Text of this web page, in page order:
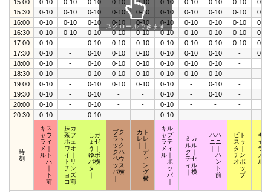
15:00
0-10 0-10 0-10 0-10 0-10 0-10 0-10 0-10 0-10
0-10
15:30
0-10 0-10 0-10 0-10 0-10 0-10 0-10 0-10 0-10
0-10
16:00
0-10 0-10 0-10 0-10 0-10 0-10 0-10 0-10 0-10
0-10
16:30
0-10 0-10 0-10 0-10 0-10 0-10 0-10 0-10 0-10
0-10
17:00
0-10 - 0-10 0-10 0-10 0-10 0-10 0-10 0-10
0-10
17:30
0-10 - 0-10 0-10 0-10 0-10 0-10 0-10 -
0-10
18:00
0-10 - 0-10 0-10 0-10 0-10 0-10 0-10 -
18:30
0-10 - 0-10 0-10 0-10 0-10 0-10 0-10 -
19:00
0-10 - 0-10 0-10 0-10 0-10 - 0-10 -
19:30
0-10 - 0-10 - - 0-10 - 0-10 -
20:00
0-10 - 0-10 - - 0-10 - - -
20:30
0-10 - 0-10 - - 0-10 - - -
時
刻
キス
ャウ
ラィ
メ｜
ルト
ハ
｜
ト
前
抹カ
茶フ
ホェ
ワオ
イ｜
トリ
チン
ョズ
コ前
しガ
ょゼ
う｜
ゆボ
バ横
タ
｜
ブク
ラッ
ック
クハ
ペウ
ッス
パ横
｜
カト
レレ
｜｜
デ
ィ
ン
グ
横
キル
ャプ
ラテ
メィ
ル｜
ポ
ッ
パ
｜
ミカ
ルル
ク｜
テセ
ィル
｜横
ハハ
ニニ
｜｜
ハ
ン
ト
前
ピト
スゥ
タ｜
チン
オポ
ッ
プ
キポ
ャッ
ラプ
メア
ルロ
スクロールできます